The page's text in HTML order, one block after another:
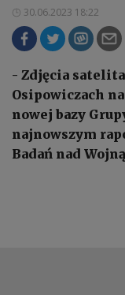
30.06.2023 18:22
- Zdjęcia
Osipowiczach
nowej bazy
najnowszym
Badań nad